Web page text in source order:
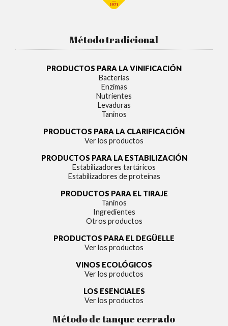
Método tradicional
PRODUCTOS PARA LA VINIFICACIÓN
Bacterias
Enzimas
Nutrientes
Levaduras
Taninos
PRODUCTOS PARA LA CLARIFICACIÓN
Ver los productos
PRODUCTOS PARA LA ESTABILIZACIÓN
Estabilizadores tartáricos
Estabilizadores de proteínas
PRODUCTOS PARA EL TIRAJE
Taninos
Ingredientes
Otros productos
PRODUCTOS PARA EL DEGÜELLE
Ver los productos
VINOS ECOLÓGICOS
Ver los productos
LOS ESENCIALES
Ver los productos
Método de tanque cerrado